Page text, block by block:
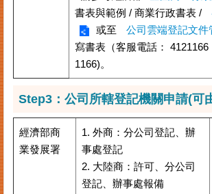
書表與範例 / 商業行政書表 /
或至
公司雲端登記文件
寫書表（客服電話： 4121166
1166)。
經濟部商
業發展署
1. 外商：分公司登記、辦
事處登記
2. 大陸商：許可、分公司
登記、辦事處報備